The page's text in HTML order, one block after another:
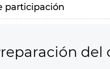
participación
del